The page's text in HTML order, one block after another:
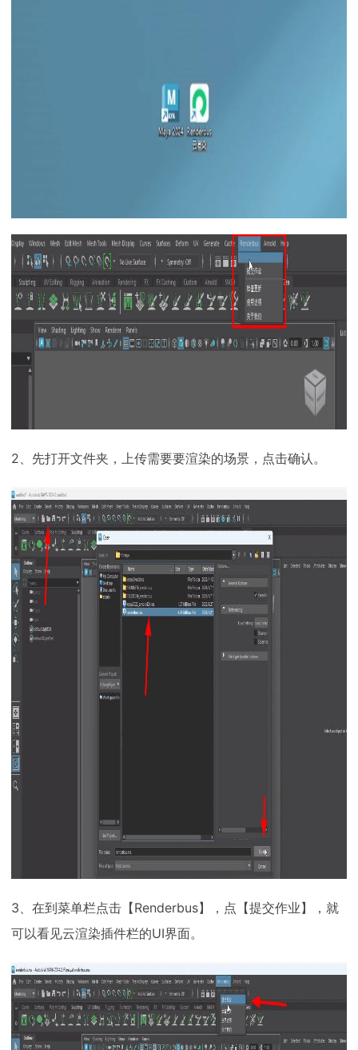
2、先打开文件夹，上传需要要渲染的场景，点击确认。
3、在到菜单栏点击【Renderbus】，点【提交作业】，就
可以看见云渲染插件栏的UI界面。